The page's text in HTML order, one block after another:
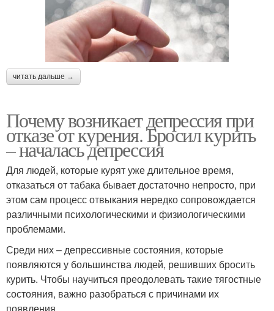
читать дальше →
Почему возникает депрессия при
отказе от курения. Бросил курить
– началась депрессия
Для людей, которые курят уже длительное время,
отказаться от табака бывает достаточно непросто, при
этом сам процесс отвыкания нередко сопровождается
различными психологическими и физиологическими
проблемами.
Среди них – депрессивные состояния, которые
появляются у большинства людей, решивших бросить
курить. Чтобы научиться преодолевать такие тягостные
состояния, важно разобраться с причинами их
появления.